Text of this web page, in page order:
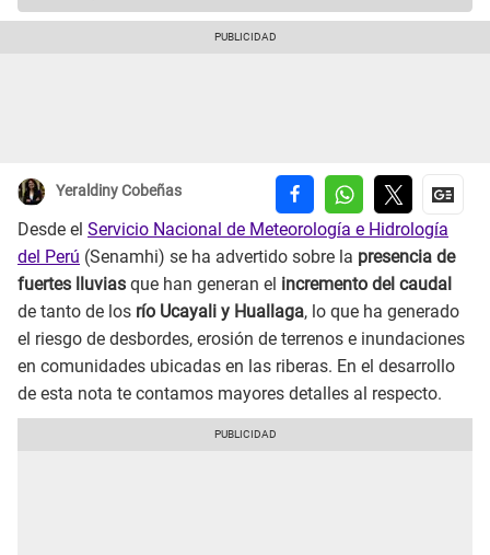
Yeraldiny Cobeñas
Desde el Servicio Nacional de Meteorología e Hidrología
del Perú (Senamhi) se ha advertido sobre la presencia de
fuertes lluvias que han generan el incremento del caudal
de tanto de los río Ucayali y Huallaga, lo que ha generado
el riesgo de desbordes, erosión de terrenos e inundaciones
en comunidades ubicadas en las riberas. En el desarrollo
de esta nota te contamos mayores detalles al respecto.